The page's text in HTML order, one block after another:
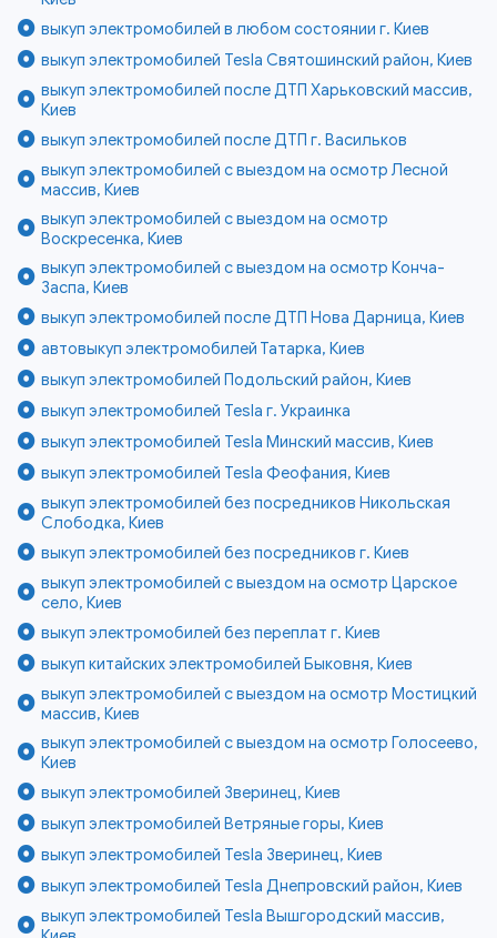
выкуп электромобилей в любом состоянии г. Киев
выкуп электромобилей Tesla Святошинский район, Киев
выкуп электромобилей после ДТП Харьковский массив,
Киев
выкуп электромобилей после ДТП г. Васильков
выкуп электромобилей с выездом на осмотр Лесной
массив, Киев
выкуп электромобилей с выездом на осмотр
Воскресенка, Киев
выкуп электромобилей с выездом на осмотр Конча-
Заспа, Киев
выкуп электромобилей после ДТП Нова Дарница, Киев
автовыкуп электромобилей Татарка, Киев
выкуп электромобилей Подольский район, Киев
выкуп электромобилей Tesla г. Украинка
выкуп электромобилей Tesla Минский массив, Киев
выкуп электромобилей Tesla Феофания, Киев
выкуп электромобилей без посредников Никольская
Слободка, Киев
выкуп электромобилей без посредников г. Киев
выкуп электромобилей с выездом на осмотр Царское
село, Киев
выкуп электромобилей без переплат г. Киев
выкуп китайских электромобилей Быковня, Киев
выкуп электромобилей с выездом на осмотр Мостицкий
массив, Киев
выкуп электромобилей с выездом на осмотр Голосеево,
Киев
выкуп электромобилей Зверинец, Киев
выкуп электромобилей Ветряные горы, Киев
выкуп электромобилей Tesla Зверинец, Киев
выкуп электромобилей Tesla Днепровский район, Киев
выкуп электромобилей Tesla Вышгородский массив,